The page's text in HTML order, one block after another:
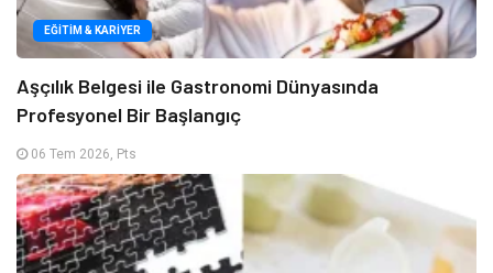
EĞITIM & KARIYER
Aşçılık Belgesi ile Gastronomi Dünyasında
Profesyonel Bir Başlangıç
06 Tem 2026, Pts